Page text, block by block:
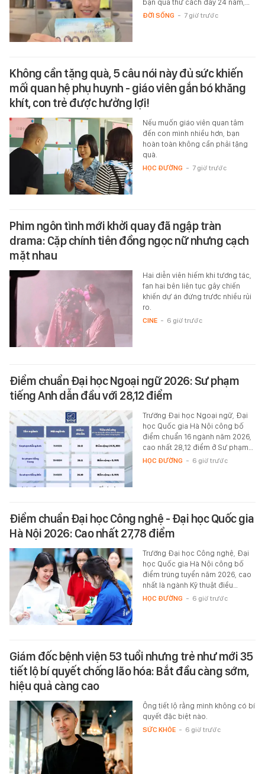
bạn qua thư cách đây 24 năm,…
ĐỜI SỐNG - 7 giờ trước
Không cần tặng quà, 5 câu nói này đủ sức khiến
mối quan hệ phụ huynh - giáo viên gắn bó khăng
khít, con trẻ được hưởng lợi!
Nếu muốn giáo viên quan tâm
đến con mình nhiều hơn, bạn
hoàn toàn không cần phải tặng
quà.
HỌC ĐƯỜNG - 7 giờ trước
Phim ngôn tình mới khởi quay đã ngập tràn
drama: Cặp chính tiên đồng ngọc nữ nhưng cạch
mặt nhau
Hai diễn viên hiếm khi tương tác,
fan hai bên liên tục gây chiến
khiến dự án đứng trước nhiều rủi
ro.
CINE - 6 giờ trước
Điểm chuẩn Đại học Ngoại ngữ 2026: Sư phạm
tiếng Anh dẫn đầu với 28,12 điểm
Trường Đại học Ngoại ngữ, Đại
học Quốc gia Hà Nội công bố
điểm chuẩn 16 ngành năm 2026,
cao nhất 28,12 điểm ở Sư phạm…
HỌC ĐƯỜNG - 6 giờ trước
Điểm chuẩn Đại học Công nghệ - Đại học Quốc gia
Hà Nội 2026: Cao nhất 27,78 điểm
Trường Đại học Công nghệ, Đại
học Quốc gia Hà Nội công bố
điểm trúng tuyển năm 2026, cao
nhất là ngành Kỹ thuật điều…
HỌC ĐƯỜNG - 6 giờ trước
Giám đốc bệnh viện 53 tuổi nhưng trẻ như mới 35
tiết lộ bí quyết chống lão hóa: Bắt đầu càng sớm,
hiệu quả càng cao
Ông tiết lộ rằng mình không có bí
quyết đặc biệt nào.
SỨC KHỎE - 6 giờ trước